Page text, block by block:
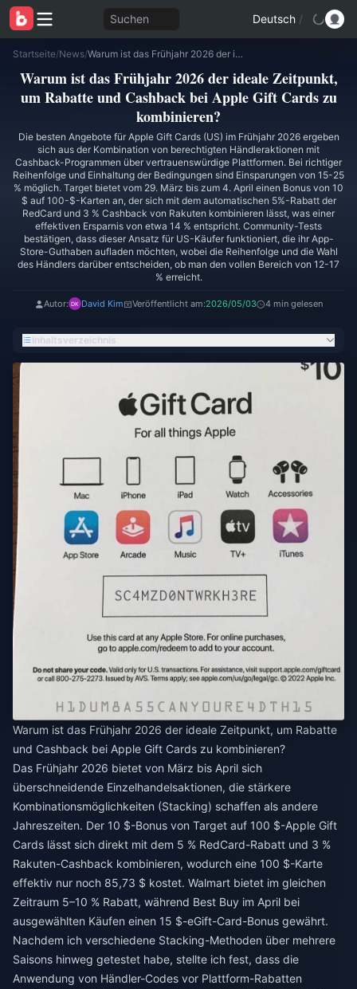
Suchen Deutsch /
Startseite/News/ Warum ist das Frühjahr 2026 der ideale Zeitpunkt, um Rabatte und Cashback bei Apple Gift Cards zu kombinieren?
Warum ist das Frühjahr 2026 der ideale Zeitpunkt,
um Rabatte und Cashback bei Apple Gift Cards zu
kombinieren?
Die besten Angebote für Apple Gift Cards (US) im Frühjahr 2026 ergeben
sich aus der Kombination von berechtigten Händleraktionen mit
Cashback-Programmen über vertrauenswürdige Plattformen. Bei richtiger
Reihenfolge und Einhaltung der Bedingungen sind Einsparungen von 15-25
% möglich. Target bietet vom 29. März bis zum 4. April einen Bonus von 10
$ auf 100-$-Karten an, der sich mit dem automatischen 5%-Rabatt der
RedCard und 3 % Cashback von Rakuten kombinieren lässt, was einer
effektiven Ersparnis von etwa 14 % entspricht. Community-Tests
bestätigen, dass dieser Ansatz für US-Käufer funktioniert, die ihr App-
Store-Guthaben aufladen möchten, wobei die Reihenfolge und die Wahl
des Händlers darüber entscheiden, ob man den vollen Bereich von 12-17
% erreicht.
Autor: David Kim Veröffentlicht am:2026/05/03 4 min gelesen
Inhaltsverzeichnis
Warum ist das Frühjahr 2026 der ideale Zeitpunkt, um Rabatte
und Cashback bei Apple Gift Cards zu kombinieren?
Das Frühjahr 2026 bietet von März bis April sich
überschneidende Einzelhandelsaktionen, die stärkere
Kombinationsmöglichkeiten (Stacking) schaffen als andere
Jahreszeiten. Der 10 $-Bonus von Target auf 100 $-Apple Gift
Cards lässt sich direkt mit dem 5 % RedCard-Rabatt und 3 %
Rakuten-Cashback kombinieren, wodurch eine 100 $-Karte
effektiv nur noch 85,73 $ kostet. Walmart bietet im gleichen
Zeitraum 5–10 % Rabatt, während Best Buy im April bei
ausgewählten Käufen einen 15 $-eGift-Card-Bonus gewährt.
Nachdem ich verschiedene Stacking-Methoden über mehrere
Saisons hinweg getestet habe, stellte ich fest, dass die
Anwendung von Händler-Codes vor Plattform-Rabatten